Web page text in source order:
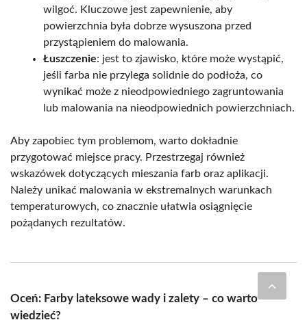
wilgoć. Kluczowe jest zapewnienie, aby
powierzchnia była dobrze wysuszona przed
przystąpieniem do malowania.
Łuszczenie: jest to zjawisko, które może wystąpić,
jeśli farba nie przylega solidnie do podłoża, co
wynikać może z nieodpowiedniego zagruntowania
lub malowania na nieodpowiednich powierzchniach.
Aby zapobiec tym problemom, warto dokładnie
przygotować miejsce pracy. Przestrzegaj również
wskazówek dotyczących mieszania farb oraz aplikacji.
Należy unikać malowania w ekstremalnych warunkach
temperaturowych, co znacznie ułatwia osiągnięcie
pożądanych rezultatów.
Oceń: Farby lateksowe wady i zalety – co warto
wiedzieć?